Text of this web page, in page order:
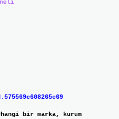
bir marka, kurum